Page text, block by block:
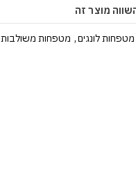
מוצר זה
מטפחות לונגים, מטפחות משולבות